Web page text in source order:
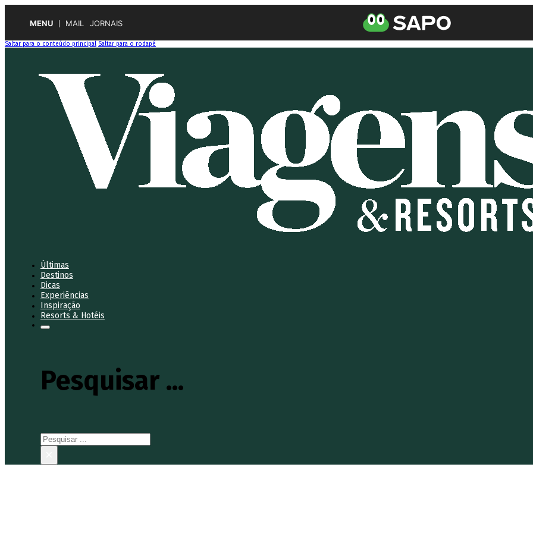
MENU MAIL JORNAIS
Saltar para o conteúdo principal Saltar para o rodapé
Últimas
Destinos
Dicas
Experiências
Inspiração
Resorts & Hotéis
Pesquisar ...
Pesquisar